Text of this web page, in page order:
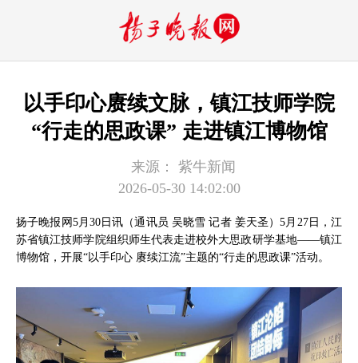
以手印心赓续文脉，镇江技师学院
“行走的思政课” 走进镇江博物馆
来源：
紫牛新闻
2026-05-30 14:02:00
扬子晚报网5月30日讯（通讯员 吴晓雪 记者 姜天圣）5月27日，江
苏省镇江技师学院组织师生代表走进校外大思政研学基地——镇江
博物馆，开展“以手印心 赓续江流”主题的“行走的思政课”活动。